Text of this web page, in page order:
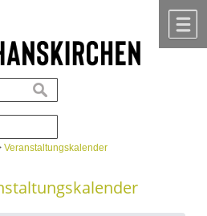
suchen
Veranstaltungskalender